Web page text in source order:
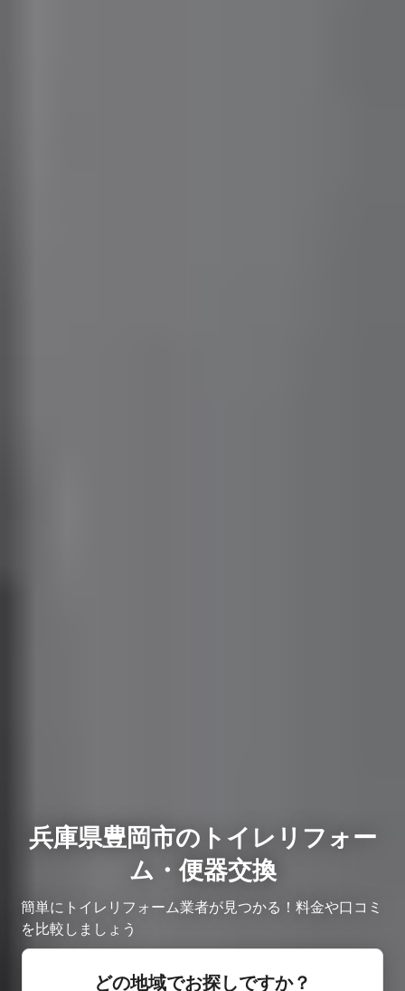
兵庫県豊岡市のトイレリフォー
ム・便器交換
簡単にトイレリフォーム業者が見つかる！料金や口コミ
を比較しましょう
どの地域でお探しですか？